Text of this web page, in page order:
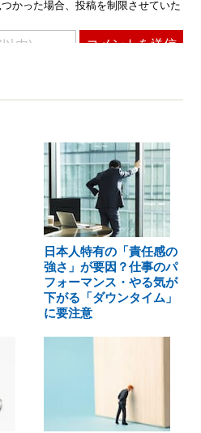
日本人特有の「責任感の
強さ」が要因？仕事のパ
フォーマンス・やる気が
下がる「ダウンタイム」
に要注意